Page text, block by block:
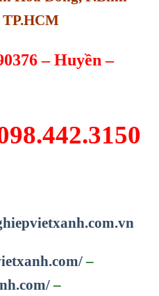
– Huyền –
–
–